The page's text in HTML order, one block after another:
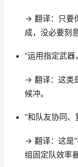
→ 翻译：只要
成，没必要刻
“运用指定武
→ 翻译：这类
候冲。
“和队友协同
→ 翻译：这是“
组固定队效率暴